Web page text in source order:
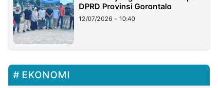
DPRD Provinsi Gorontalo
12/07/2026 - 10:40
EKONOMI